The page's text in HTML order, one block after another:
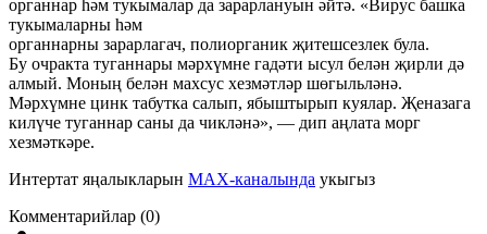
органнар һәм тукымалар да зарарлануын әйтә. «Вирус башка
тукымаларны һәм
органнарны зарарлагач, полиорганик җитешсезлек була.
Бу очракта туганнары мәрхүмне гадәти ысул белән җирли дә
алмый. Моның белән махсус хезмәтләр шөгыльләнә.
Мәрхүмне цинк табутка салып, ябыштырып куялар. Җеназага
килүче туганнар саны да чикләнә», — дип аңлата морг
хезмәткәре.
Интертат яңалыкларын MAX-каналында укыгыз
Комментарийлар (0)